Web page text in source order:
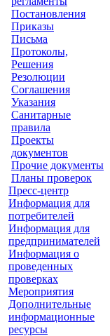
Постановления
Приказы
Письма
Протоколы,
Решения
Резолюции
Соглашения
Указания
Санитарные
правила
Проекты
документов
Прочие документы
Планы проверок
Пресс-центр
Информация для
потребителей
Информация для
предпринимателей
Информация о
проведенных
проверках
Мероприятия
Дополнительные
информационные
ресурсы